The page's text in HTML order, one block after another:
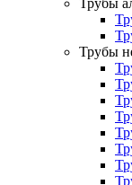
Трубы
Трубы